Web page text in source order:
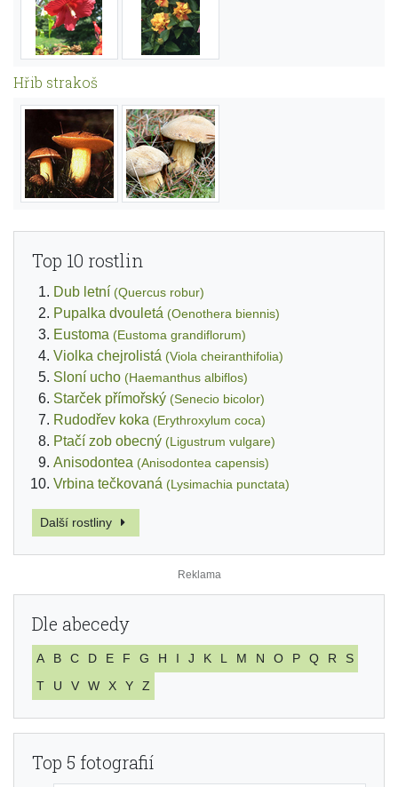
Hřib strakoš
Top 10 rostlin
Dub letní (Quercus robur)
Pupalka dvouletá (Oenothera biennis)
Eustoma (Eustoma grandiflorum)
Violka chejrolistá (Viola cheiranthifolia)
Sloní ucho (Haemanthus albiflos)
Starček přímořský (Senecio bicolor)
Rudodřev koka (Erythroxylum coca)
Ptačí zob obecný (Ligustrum vulgare)
Anisodontea (Anisodontea capensis)
Vrbina tečkovaná (Lysimachia punctata)
Další rostliny
Dle abecedy
A B C D E F G H I J K L M N O P Q R
S
T
U V W X Y Z
Top 5 fotografií